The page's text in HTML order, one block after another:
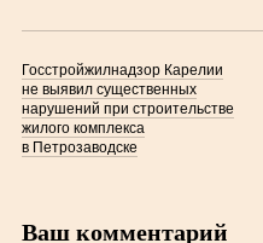
Госстройжилнадзор Карелии
не выявил существенных
нарушений при строительстве
жилого комплекса
в Петрозаводске
Ваш комментарий